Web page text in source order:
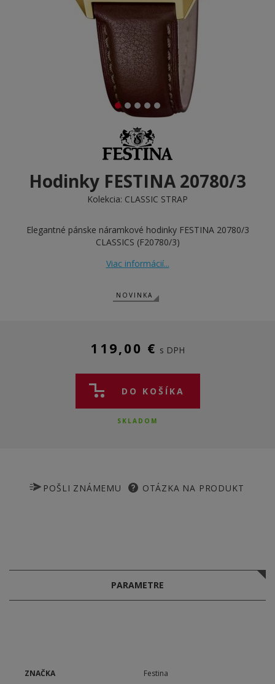
Hodinky FESTINA 20780/3
Kolekcia: CLASSIC STRAP
Elegantné pánske náramkové hodinky FESTINA 20780/3
CLASSICS (F20780/3)
Viac informácií...
NOVINKA
119,00 € s DPH
DO KOŠÍKA
SKLADOM
POŠLI ZNÁMEMU OTÁZKA NA PRODUKT
PARAMETRE
ZNAČKA Festina